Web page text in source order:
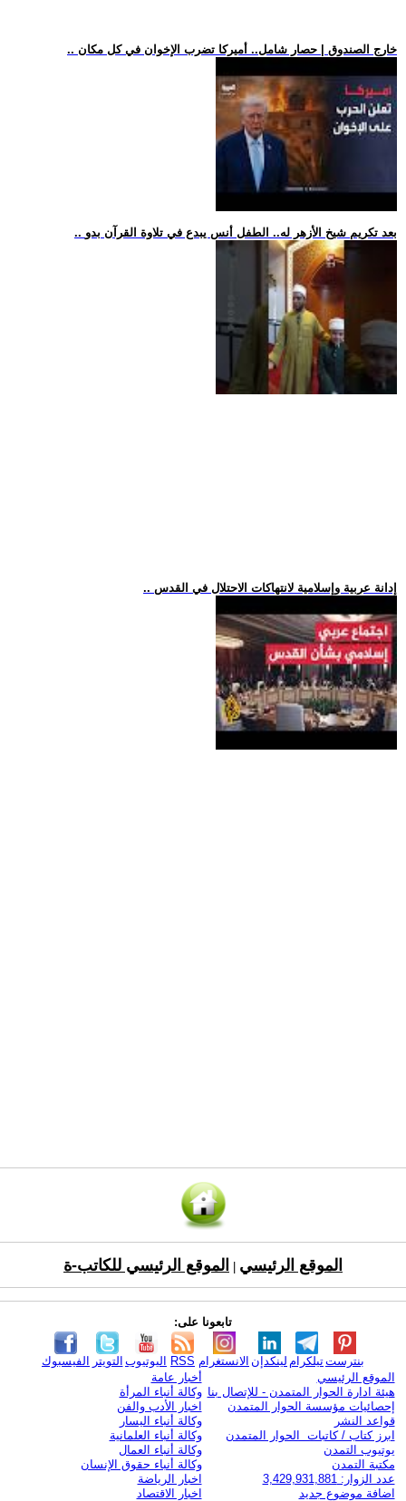
.. خارج الصندوق | حصار شامل.. أميركا تضرب الإخوان في كل مكان
.. بعد تكريم شيخ الأزهر له.. الطفل أنس يبدع في تلاوة القرآن بدو
.. إدانة عربية وإسلامية لانتهاكات الاحتلال في القدس
الموقع الرئيسي الموقع الرئيسي للكاتب-ة
تابعونا على:
الفيسبوك التويتر اليوتيوب RSS الانستغرام لينكدإن تيلكرامبنترست
الموقع الرئيسي
هيئة ادارة الحوار المتمدن - للإتصال بنا
إحصائيات مؤسسة الحوار المتمدن
قواعد النشر
ابرز كتاب / كاتبات الحوار المتمدن
يوتيوب التمدن
مكتبة التمدن
عدد الزوار: 3,429,931,881
اضافة موضوع جديد
أخبار عامة
وكالة أنباء المرأة
اخبار الأدب والفن
وكالة أنباء اليسار
وكالة أنباء العلمانية
وكالة أنباء العمال
وكالة أنباء حقوق الإنسان
اخبار الرياضة
اخبار الاقتصاد